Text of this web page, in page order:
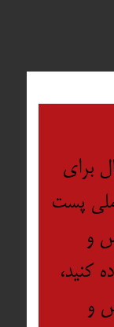
برای
ملی پست
و
کنید،
و